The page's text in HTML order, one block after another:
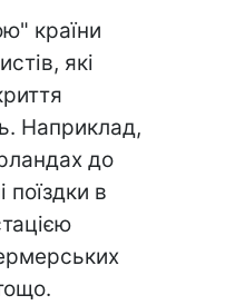
країни
які
Наприклад,
до
поїздки в